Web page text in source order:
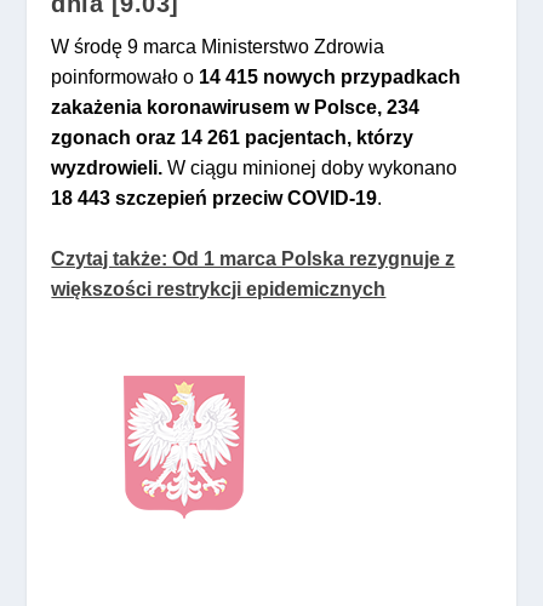
W środę 9 marca Ministerstwo Zdrowia
poinformowało o 14 415 nowych przypadkach
zakażenia koronawirusem w Polsce,234
zgonach oraz 14 261 pacjentach, którzy
wyzdrowieli. W ciągu minionej doby wykonano
18 443 szczepień przeciw COVID-19.
Czytaj także: Od 1 marca Polska rezygnuje z
większości restrykcji epidemicznych